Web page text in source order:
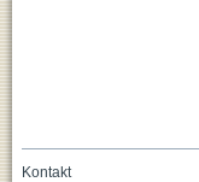
Kontakt